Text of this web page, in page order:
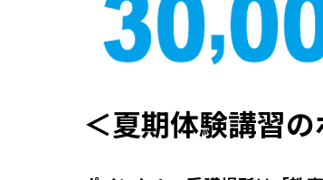
＜夏期体験講習